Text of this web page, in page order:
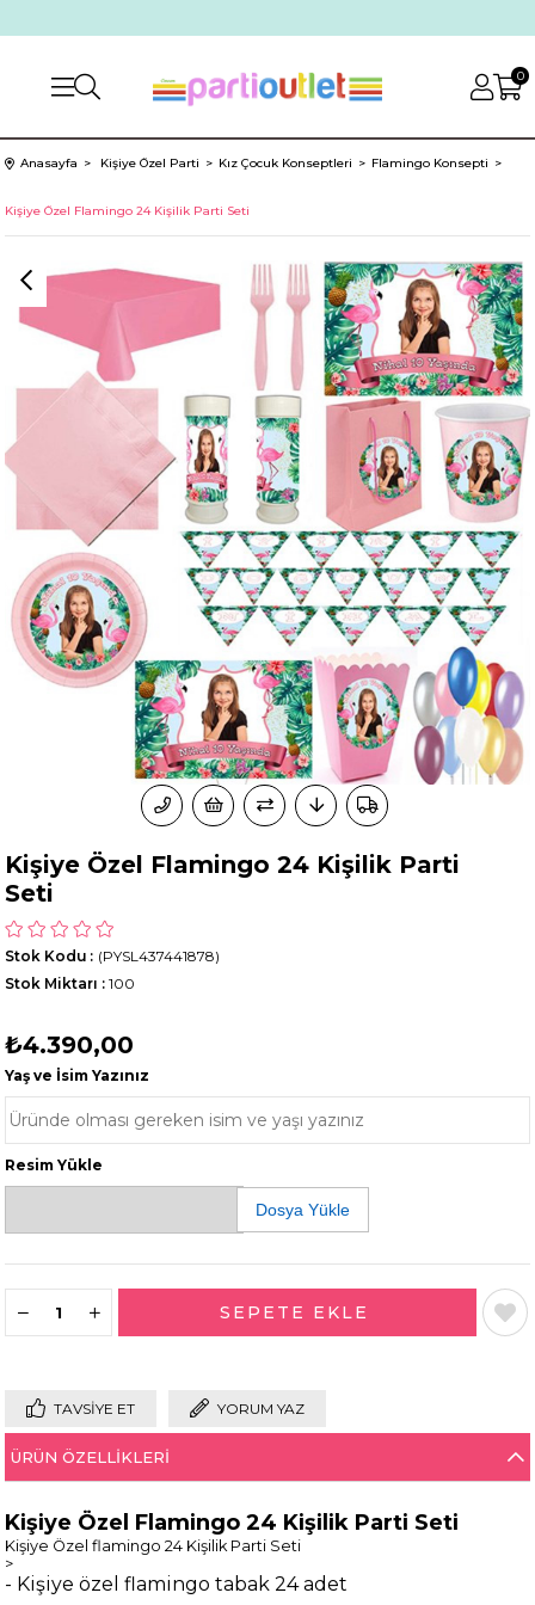
0
Anasayfa Kişiye Özel Parti Kız Çocuk Konseptleri Flamingo Konsepti
Kişiye Özel Flamingo 24 Kişilik Parti Seti
Kişiye Özel Flamingo 24 Kişilik Parti
Seti
(PYSL437441878)
Stok Kodu
Stok Miktarı : 100
₺4.390,00
Yaş ve İsim Yazınız
Resim Yükle
Dosya Yükle
TAVSIYE ET YORUM YAZ
ÜRÜN ÖZELLIKLERI
Kişiye Özel Flamingo 24 Kişilik Parti Seti
Kişiye Özel flamingo 24 Kişilik Parti Seti
>
- Kişiye özel flamingo tabak 24 adet